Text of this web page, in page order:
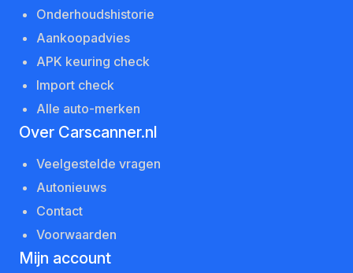
Onderhoudshistorie
Aankoopadvies
APK keuring check
Import check
Alle auto-merken
Over Carscanner.nl
Veelgestelde vragen
Autonieuws
Contact
Voorwaarden
Mijn account